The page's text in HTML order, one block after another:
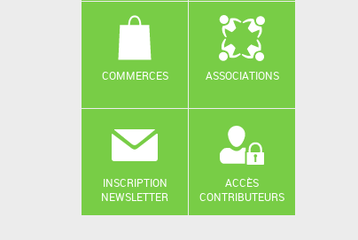
COMMERCES ASSOCIATIONS
INSCRIPTION
NEWSLETTER
ACCÈS
CONTRIBUTEURS